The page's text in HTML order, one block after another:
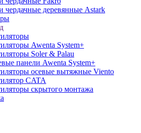
чердачные деревянные Astark
Awenta System+
Soler & Palau
панели Awenta System+
осевые вытяжные Viento
CATA
скрытого монтажа